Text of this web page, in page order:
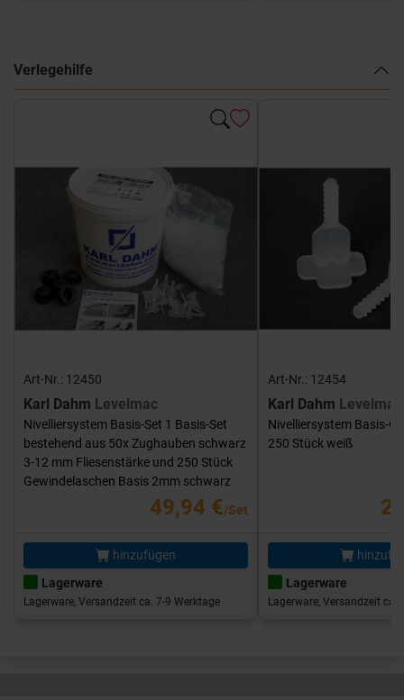
Verlegehilfe
Art-Nr.: 12450
Karl Dahm Levelmac
Nivelliersystem Basis-Set 1 Basis-Set
bestehend aus 50x Zughauben schwarz
3-12 mm Fliesenstärke und 250 Stück
Gewindelaschen Basis 2mm schwarz
49,94 €/Set
hinzufügen
Lagerware
Lagerware, Versandzeit ca. 7-9 Werktage
Art-Nr.: 12454
Karl Dahm Levelmac
Nivelliersystem Basis-
250 Stück weiß
Lagerware
Lagerware, Versandzeit ca.